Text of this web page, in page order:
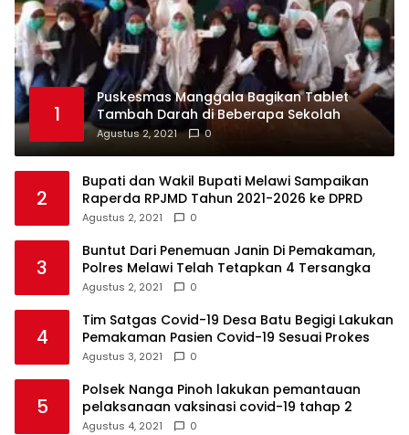
1
Puskesmas Manggala Bagikan Tablet
Tambah Darah di Beberapa Sekolah
Agustus 2, 2021 0
2
Bupati dan Wakil Bupati Melawi Sampaikan
Raperda RPJMD Tahun 2021-2026 ke DPRD
Agustus 2, 2021 0
3
Buntut Dari Penemuan Janin Di Pemakaman,
Polres Melawi Telah Tetapkan 4 Tersangka
Agustus 2, 2021 0
4
Tim Satgas Covid-19 Desa Batu Begigi Lakukan
Pemakaman Pasien Covid-19 Sesuai Prokes
Agustus 3, 2021 0
5
Polsek Nanga Pinoh lakukan pemantauan
pelaksanaan vaksinasi covid-19 tahap 2
Agustus 4, 2021 0